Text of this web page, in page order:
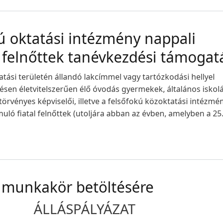
oktatási intézmény nappali
tanévkezdési
területén állandó lakcímmel vagy tartózkodási hellyel
életvitelszerűen élő óvodás gyermekek, általános
képviselői, illetve a felsőfokú közoktatási
fiatal felnőttek (utoljára abban az évben, amelyben a 25.
munkakör betöltésére
ÁLLÁSPÁLYÁZAT